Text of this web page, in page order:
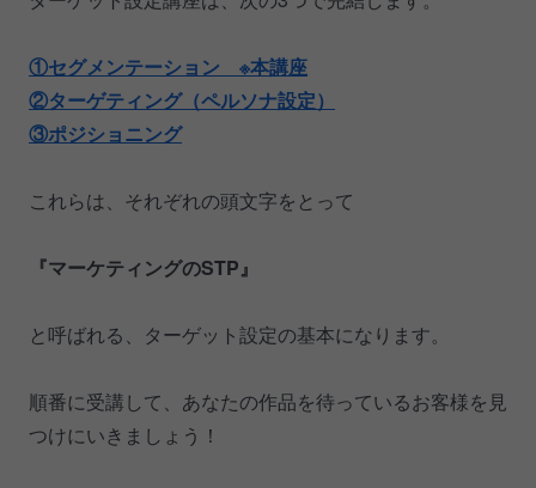
①セグメンテーション ※本講座
②ターゲティング（ペルソナ設定）
③ポジショニング
これらは、それぞれの頭文字をとって
『マーケティングのSTP』
と呼ばれる、ターゲット設定の基本になります。
順番に受講して、あなたの作品を待っているお客様を見
つけにいきましょう！